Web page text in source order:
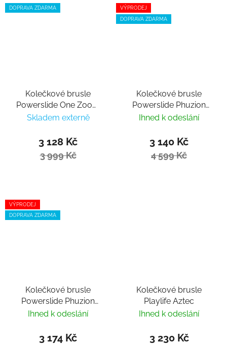
DOPRAVA ZDARMA
Kolečkové brusle
Powerslide One Zoom
Black 100
Skladem externě
3 128 Kč
3 999 Kč
VÝPRODEJ
DOPRAVA ZDARMA
Kolečkové brusle
Powerslide Phuzion
Xenon Black 90 Trinity
Ihned k odeslání
3 140 Kč
4 599 Kč
VÝPRODEJ
DOPRAVA ZDARMA
Kolečkové brusle
Powerslide Phuzion
Enzo 90 Trinity
Ihned k odeslání
3 174 Kč
Kolečkové brusle
Playlife Aztec
Ihned k odeslání
3 230 Kč